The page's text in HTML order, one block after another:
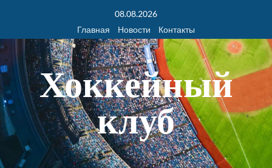
08.08.2026
Главная
Новости Контакты
Хоккейный
клуб